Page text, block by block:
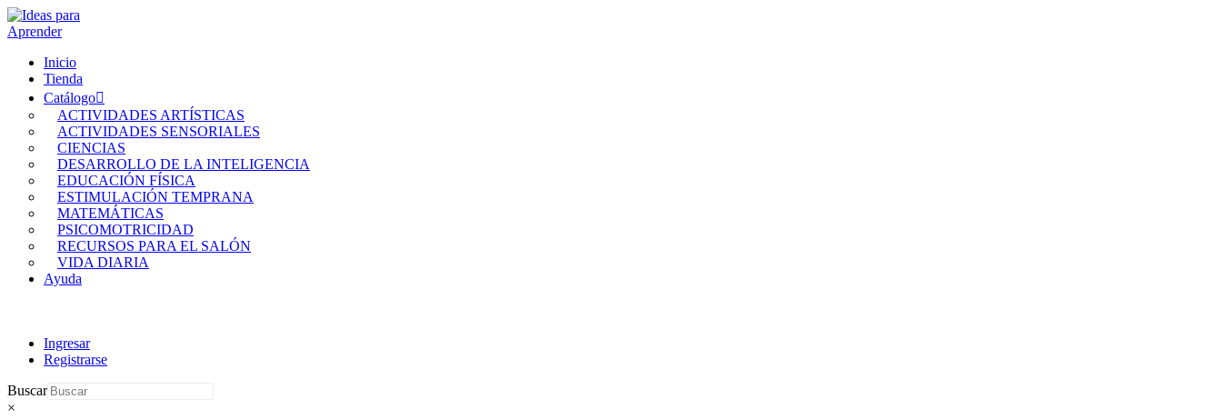
Inicio
Tienda
Catálogo
ACTIVIDADES ARTÍSTICAS
ACTIVIDADES SENSORIALES
CIENCIAS
DESARROLLO DE LA INTELIGENCIA
EDUCACIÓN FÍSICA
ESTIMULACIÓN TEMPRANA
MATEMÁTICAS
PSICOMOTRICIDAD
RECURSOS PARA EL SALÓN
VIDA DIARIA
Ayuda
Ingresar
Registrarse
Buscar
×